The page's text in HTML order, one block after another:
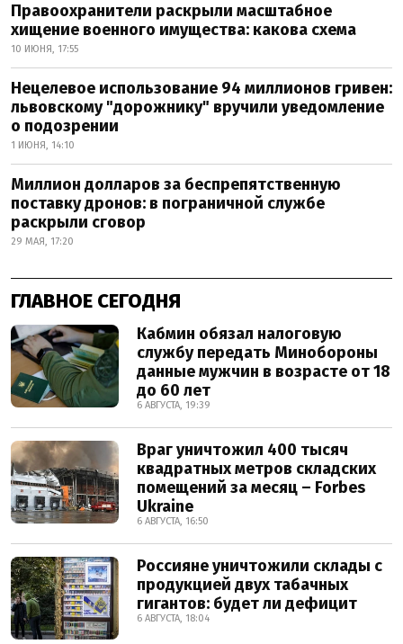
Правоохранители раскрыли масштабное
хищение военного имущества: какова схема
10 ИЮНЯ, 17:55
Нецелевое использование 94 миллионов гривен:
львовскому "дорожнику" вручили уведомление
о подозрении
1 ИЮНЯ, 14:10
Миллион долларов за беспрепятственную
поставку дронов: в пограничной службе
раскрыли сговор
29 МАЯ, 17:20
ГЛАВНОЕ СЕГОДНЯ
Кабмин обязал налоговую
службу передать Минобороны
данные мужчин в возрасте от 18
до 60 лет
6 АВГУСТА, 19:39
Враг уничтожил 400 тысяч
квадратных метров складских
помещений за месяц – Forbes
Ukraine
6 АВГУСТА, 16:50
Россияне уничтожили склады с
продукцией двух табачных
гигантов: будет ли дефицит
6 АВГУСТА, 18:04